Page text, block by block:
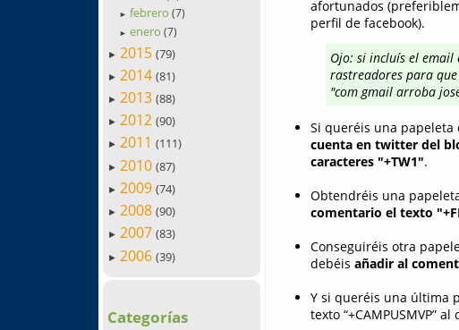
► febrero(7)
► enero(7)
► 2015 (79)
► 2014 (81)
► 2013 (88)
► 2012 (90)
► 2011 (111)
► 2010 (87)
► 2009 (74)
► 2008 (90)
► 2007 (83)
► 2006 (39)
Categorías
afortunados
perfil de facebook).
Ojo: si incluís el
rastreadores para
"com gmail arroba
Si queréis una papeleta
cuenta en twitter del
caracteres "+TW1".
Obtendréis una
comentario el texto
Conseguiréis otra
debéis añadir al
Y si queréis una última
texto “+CAMPUSMVP”